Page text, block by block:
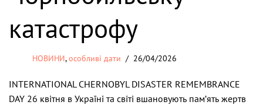
катастрофу
НОВИНИ,особливі дати 26/04/2026
INTERNATIONAL CHERNOBYL DISASTER REMEMBRANCE
DAY 26 квітня в Україні та світі вшановують пам’ять жертв